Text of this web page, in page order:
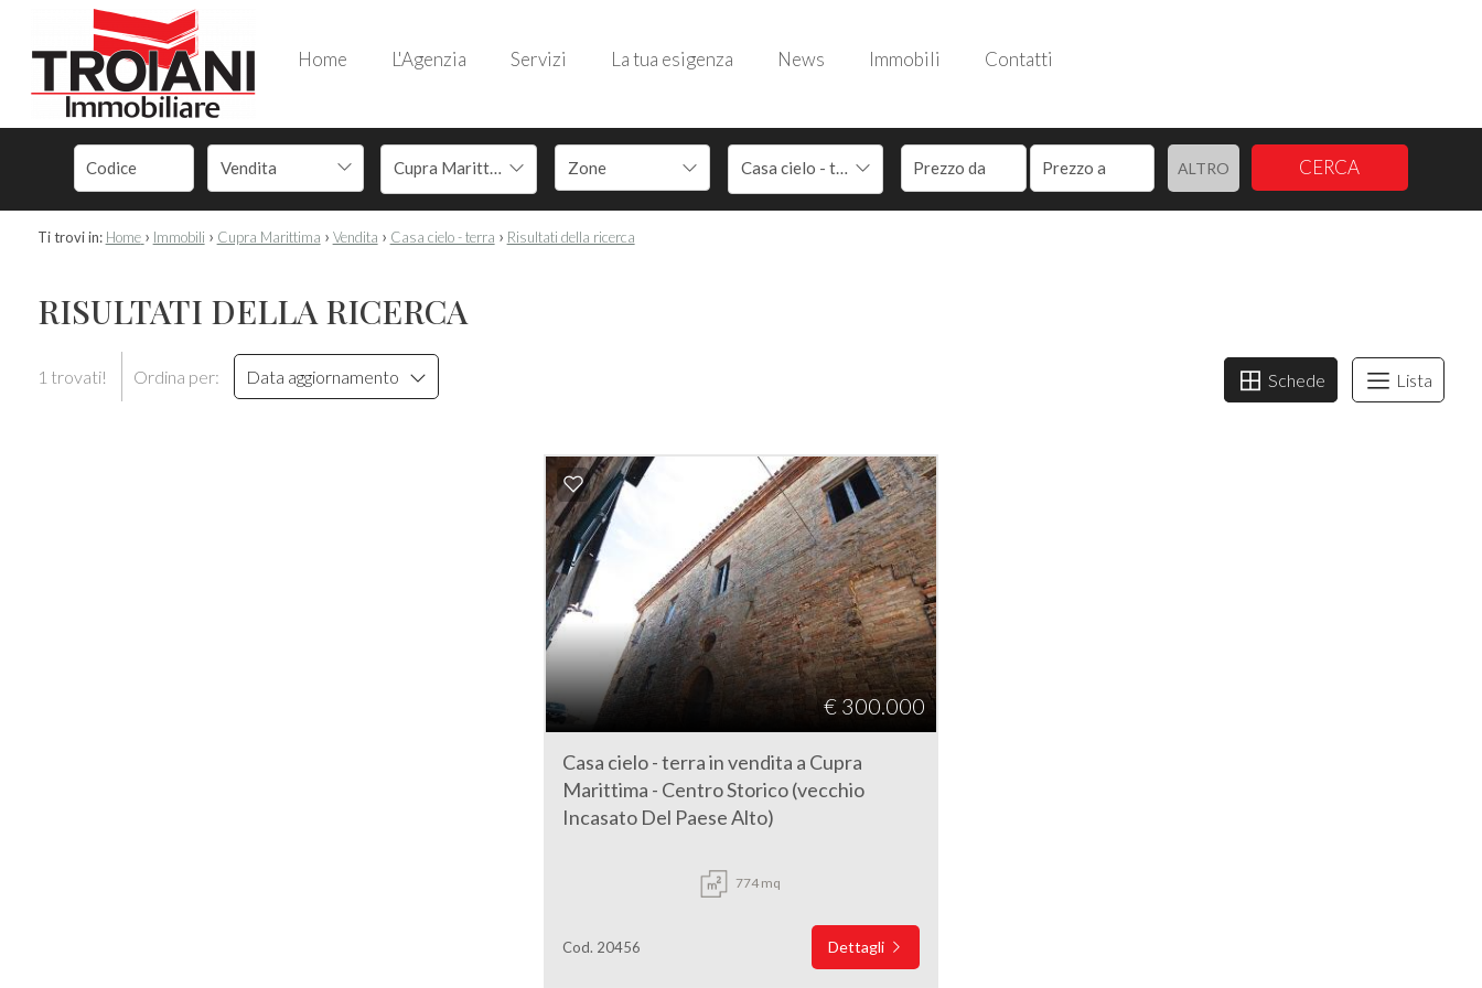
Home L'Agenzia Servizi La tua esigenza News Immobili Contatti
Vendita Cupra Marittima Casa cielo - terra ALTRO CERCA
Follow us
Ti trovi in: Home › Immobili › Cupra Marittima › Vendita › Casa cielo - terra › Risultati della ricerca
RISULTATI DELLA RICERCA
1 trovati! Ordina per: Data aggiornamento Schede Lista
€ 300.000
Casa cielo - terra in vendita a Cupra
Marittima - Centro Storico (vecchio
Incasato Del Paese Alto)
774 mq
Cod. 20456 Dettagli